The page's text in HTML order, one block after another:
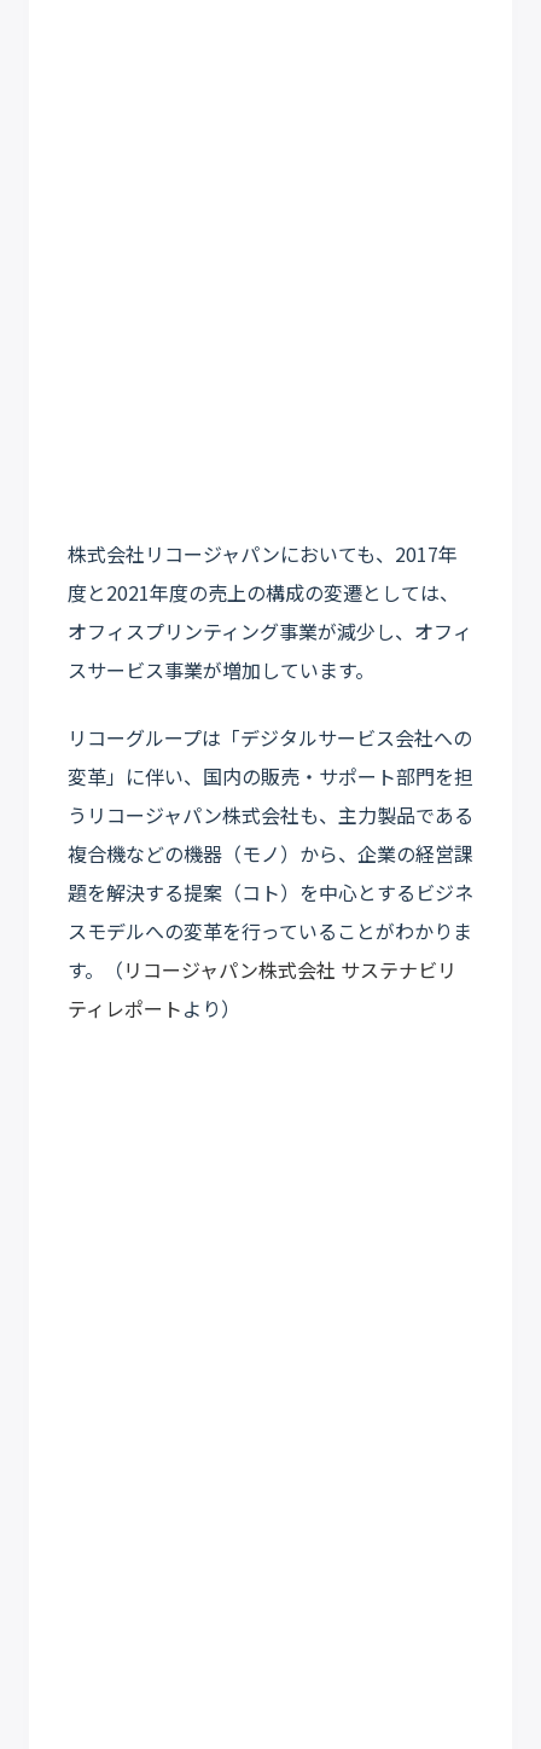
株式会社リコージャパンにおいても、2017年
度と2021年度の売上の構成の変遷としては、
オフィスプリンティング事業が減少し、オフィ
スサービス事業が増加しています。
リコーグループは「デジタルサービス会社への
変革」に伴い、国内の販売・サポート部門を担
うリコージャパン株式会社も、主力製品である
複合機などの機器（モノ）から、企業の経営課
題を解決する提案（コト）を中心とするビジネ
スモデルへの変革を行っていることがわかりま
す。（リコージャパン株式会社 サステナビリ
ティレポートより）